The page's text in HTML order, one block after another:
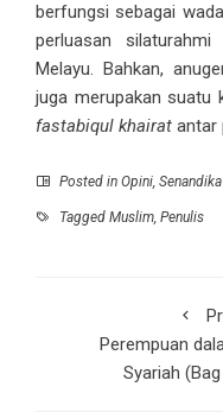
berfungsi sebagai
perluasan
Melayu. Bahkan,
juga merupakan suatu
fastabiqul khairat antar
Posted in Opini, Senandika
Tagged Muslim, Penulis
Perempuan
Syariah